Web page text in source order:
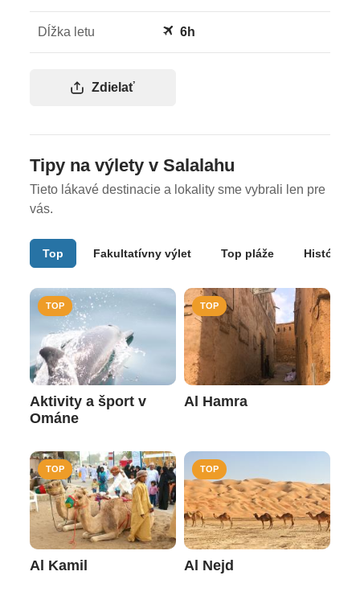
Zdielať
Dĺžka letu 6h
Tipy na výlety v Salalahu
Tieto lákavé destinacie a lokality sme vybrali len pre
vás.
Top Fakultatívny výlet Top pláže História
TOP
Aktivity a šport v
Ománe
TOP
Al Hamra
TOP
Al Kamil
TOP
Al Nejd